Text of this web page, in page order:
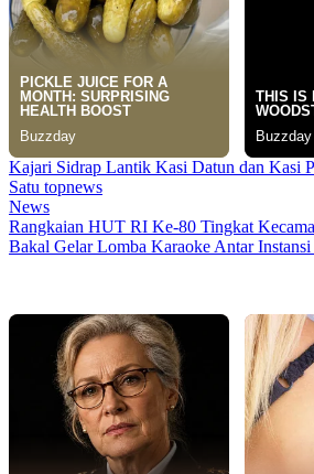
Kajari Sidrap Lantik Kasi Datun dan Kasi
Satu topnews
News
Rangkaian HUT RI Ke-80 Tingkat
Bakal Gelar Lomba Karaoke Antar Instansi